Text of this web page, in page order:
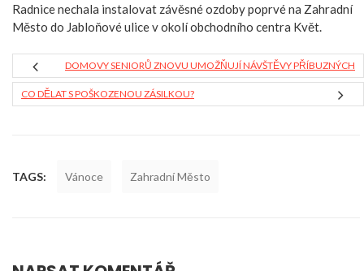
Radnice nechala instalovat závěsné ozdoby poprvé na Zahradní
Město do Jabloňové ulice v okolí obchodního centra Květ.
DOMOVY SENIORŮ ZNOVU UMOŽŇUJÍ NÁVŠTĚVY PŘÍBUZNÝCH
CO DĚLAT S POŠKOZENOU ZÁSILKOU?
TAGS: Vánoce Zahradní Město